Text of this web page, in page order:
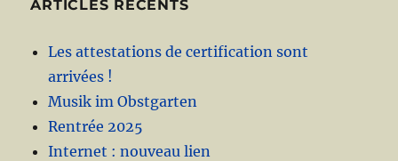
ARTICLES RÉCENTS
Les attestations de certification sont
arrivées !
Musik im Obstgarten
Rentrée 2025
Internet : nouveau lien